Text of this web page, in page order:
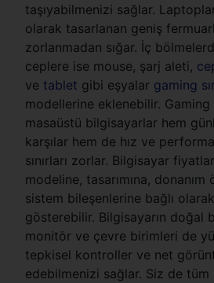
taşıyabilmenizi sağlar.
olarak tasarlanan geniş
zorlanmadan sığar. İç
ceplere ise mouse, şarj aleti,
ve tablet gibi eşyalar gaming
modellerine eklenebilir.
masaüstü bilgisayarlar hem
karşılar hem de hız ve
sınırları zorlar. Bilgisayar
modeline, tasarımına,
sistem bileşenlerine bağlı olarak
gösterebilir. Bilgisayarın doğal
monitör ve çevre birimleri de
tepkisel kontroller ve net
edebilmenizi sağlar. Siz de